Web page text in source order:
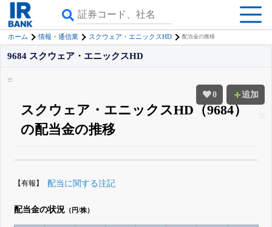
ホーム 情報・通信業 スクウェア・エニックスHD 配当金の推移
0 追加
9684 スクウェア・エニックスHD
スクウェア・エニックスHD（9684）
の配当金の推移
見られる
無料でβ版をはじめる
【有報】 配当に関する注記
配当金の状況 （円/株）